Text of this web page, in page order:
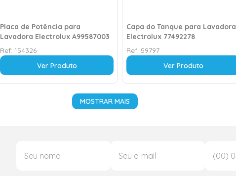
Placa de Potência para
Lavadora Electrolux A99587003
– Bivolt
Ref: 154326
Ver Produto
Capa do Tanque para Lavadora
Electrolux 77492278
Ref: 59797
Ver Produto
MOSTRAR MAIS